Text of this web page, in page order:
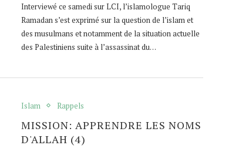
Interviewé ce samedi sur LCI, l’islamologue Tariq
Ramadan s’est exprimé sur la question de l’islam et
des musulmans et notamment de la situation actuelle
des Palestiniens suite à l’assassinat du…
Islam Rappels
MISSION: APPRENDRE LES NOMS
D'ALLAH (4)